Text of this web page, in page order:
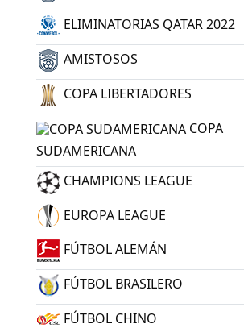
ELIMINATORIAS QATAR 2022
AMISTOSOS
COPA LIBERTADORES
COPA
SUDAMERICANA
CHAMPIONS LEAGUE
EUROPA LEAGUE
FÚTBOL ALEMÁN
FÚTBOL BRASILERO
FÚTBOL CHINO